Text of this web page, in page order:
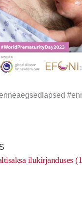
ilukirjanduses